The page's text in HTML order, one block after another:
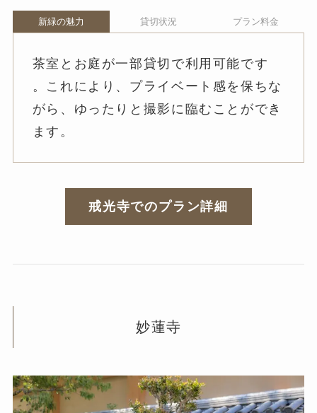
新緑の魅力 貸切状況 プラン料金
茶室とお庭が一部貸切で利用可能です
。これにより、プライベート感を保ちな
がら、ゆったりと撮影に臨むことができ
ます。
戒光寺でのプラン詳細
妙蓮寺